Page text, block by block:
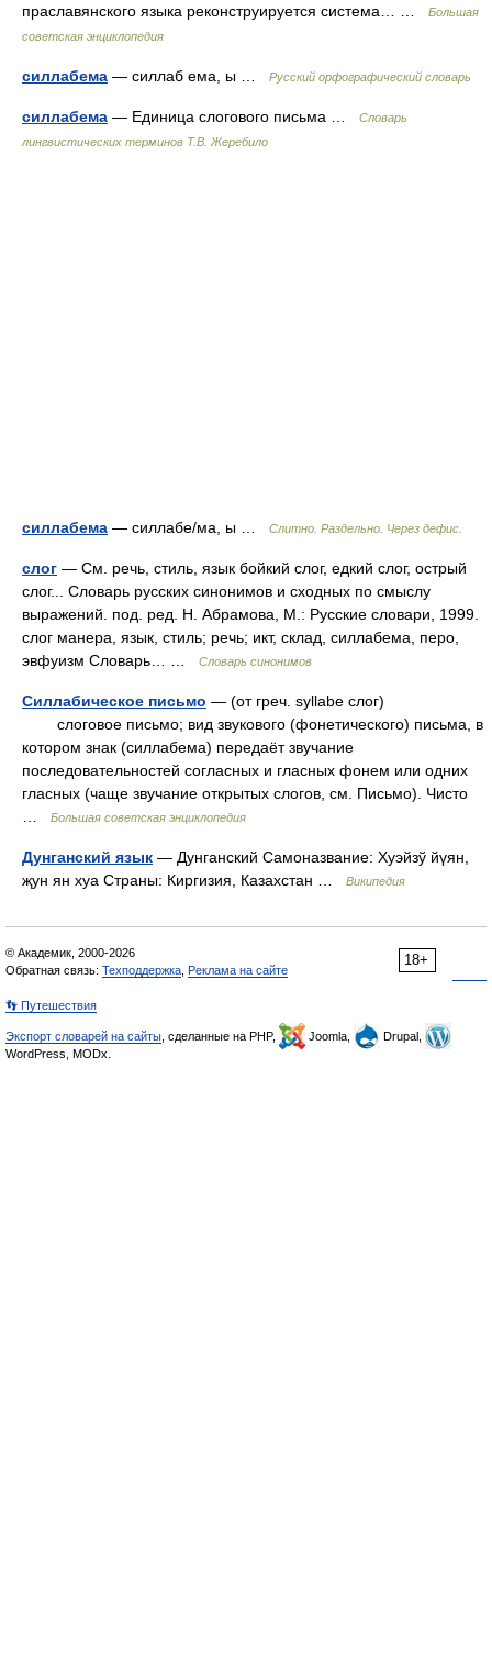
праславянского языка реконструируется система… …
Большая
советская энциклопедия
силлабема — силлаб ема, ы … Русский орфографический словарь
силлабема — Единица слогового письма …
Словарь
лингвистических терминов Т.В. Жеребило
силлабема — силлабе/ма, ы … Слитно. Раздельно. Через дефис.
слог — См. речь, стиль, язык бойкий слог, едкий слог, острый
слог... Словарь русских синонимов и сходных по смыслу
выражений. под. ред. Н. Абрамова, М.: Русские словари, 1999.
слог манера, язык, стиль; речь; икт, склад, силлабема, перо,
эвфуизм Словарь… …
Словарь синонимов
Силлабическое письмо — (от греч. syllabe слог)
слоговое письмо; вид звукового (фонетического) письма, в
котором знак (силлабема) передаёт звучание
последовательностей согласных и гласных фонем или одних
гласных (чаще звучание открытых слогов, см. Письмо). Чисто
Большая советская энциклопедия
Дунганский язык — Дунганский Самоназвание: Хуэйзў йүян,
җун ян хуа Страны: Киргизия, Казахстан …
Википедия
18+
© Академик, 2000-2026
Обратная связь: Техподдержка Реклама на сайте
👣 Путешествия
Экспорт словарей на сайты , сделанные на PHP, Joomla,
Drupal,
WordPress, MODx.